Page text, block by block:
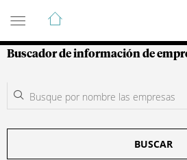
Guía de Empresas
Buscador de información de
BUSCAR